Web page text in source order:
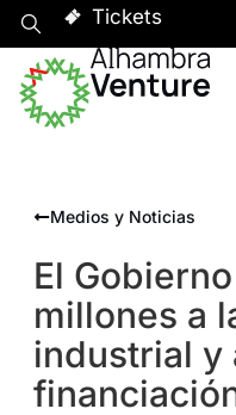
Tickets
Medios y Noticias
El
millones a
industrial y